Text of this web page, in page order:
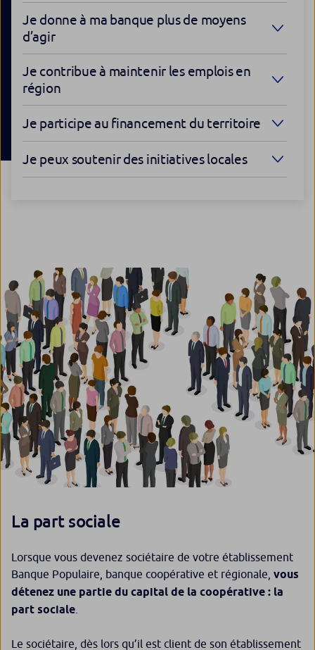
Je donne à ma banque plus de moyens
d’agir
Je contribue à maintenir les emplois en
région
Je participe au financement du territoire
Je peux soutenir des initiatives locales
La part sociale
Lorsque vous devenez sociétaire de votre établissement
Banque Populaire, banque coopérative et régionale, vous
détenez une partie du capital de la coopérative : la
part sociale
Le sociétaire, dès lors qu’il est client de son établissement